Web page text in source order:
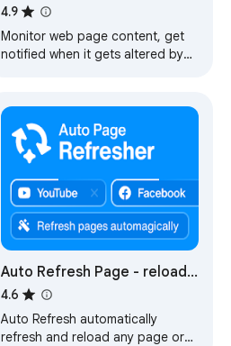
Refresh Any Page For Free
4.9
Monitor web page content, get
notified when it gets altered by
Auto Refresh Page - reload
page
4.6
Auto Refresh automatically
refresh and reload any page or